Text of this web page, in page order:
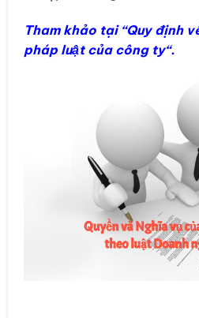
Tham khảo tại “Quy định
pháp luật của công ty“.